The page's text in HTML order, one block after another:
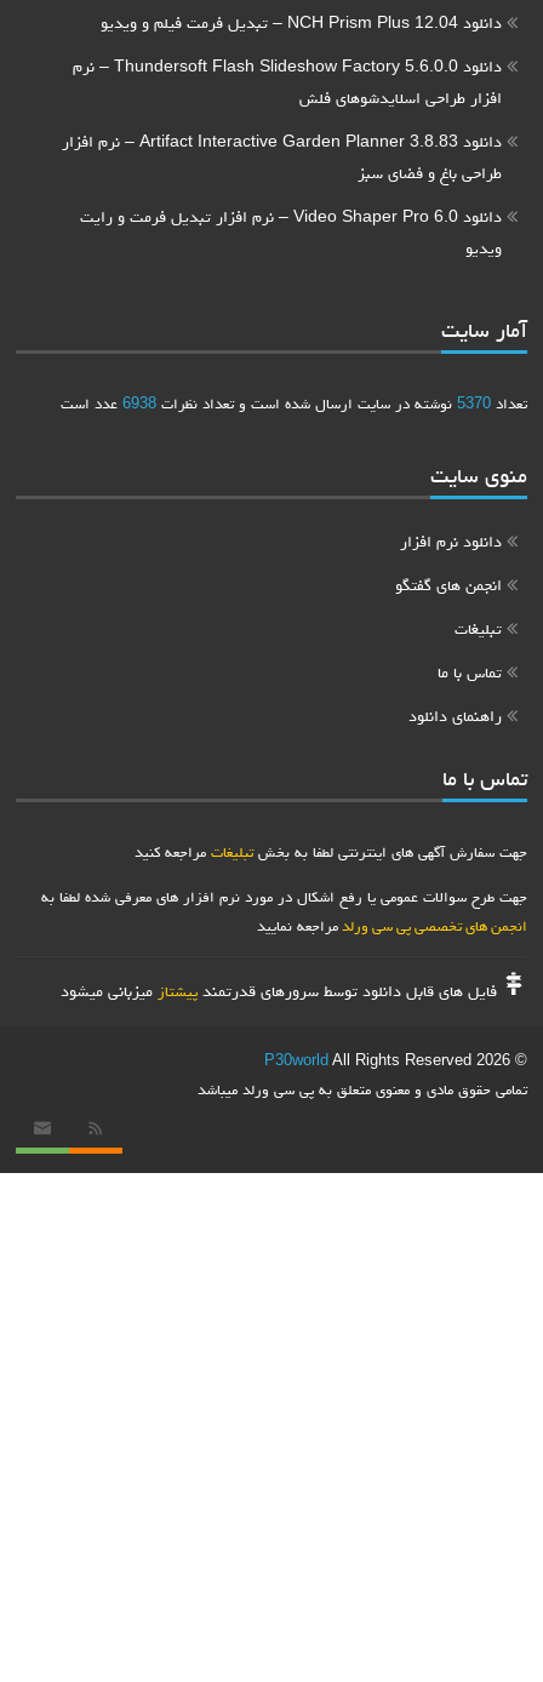
دانلود NCH Prism Plus 12.04 – تبدیل فرمت فیلم و ویدیو
دانلود Thundersoft Flash Slideshow Factory 5.6.0.0 – نرم
افزار طراحی اسلایدشوهای فلش
دانلود Artifact Interactive Garden Planner 3.8.83 – نرم افزار
طراحی باغ و فضای سبز
دانلود Video Shaper Pro 6.0 – نرم افزار تبدیل فرمت و رایت
ویدیو
سایت
5370نوشته در سایت ارسال شده است و تعداد نظرات6938عدد است
سایت
دانلود نرم افزار
انجمن های گفتگو
تبلیغات
تماس با ما
راهنمای دانلود
با ما
سفارش آگهی های اینترنتی لطفا به بخشتبلیغاتمراجعه کنید
طرح سوالات عمومی یا رفع اشکال در مورد نرم افزار های معرفی شده لطفا به
های تخصصی پی سی ورلدمراجعه نمایید
فایل های قابل دانلود توسط سرورهای قدرتمندپیشتاز میزبانی میشود
P30worldAll Rights Reserved
حقوق مادی و معنوی متعلق به پی سی ورلد میباشد